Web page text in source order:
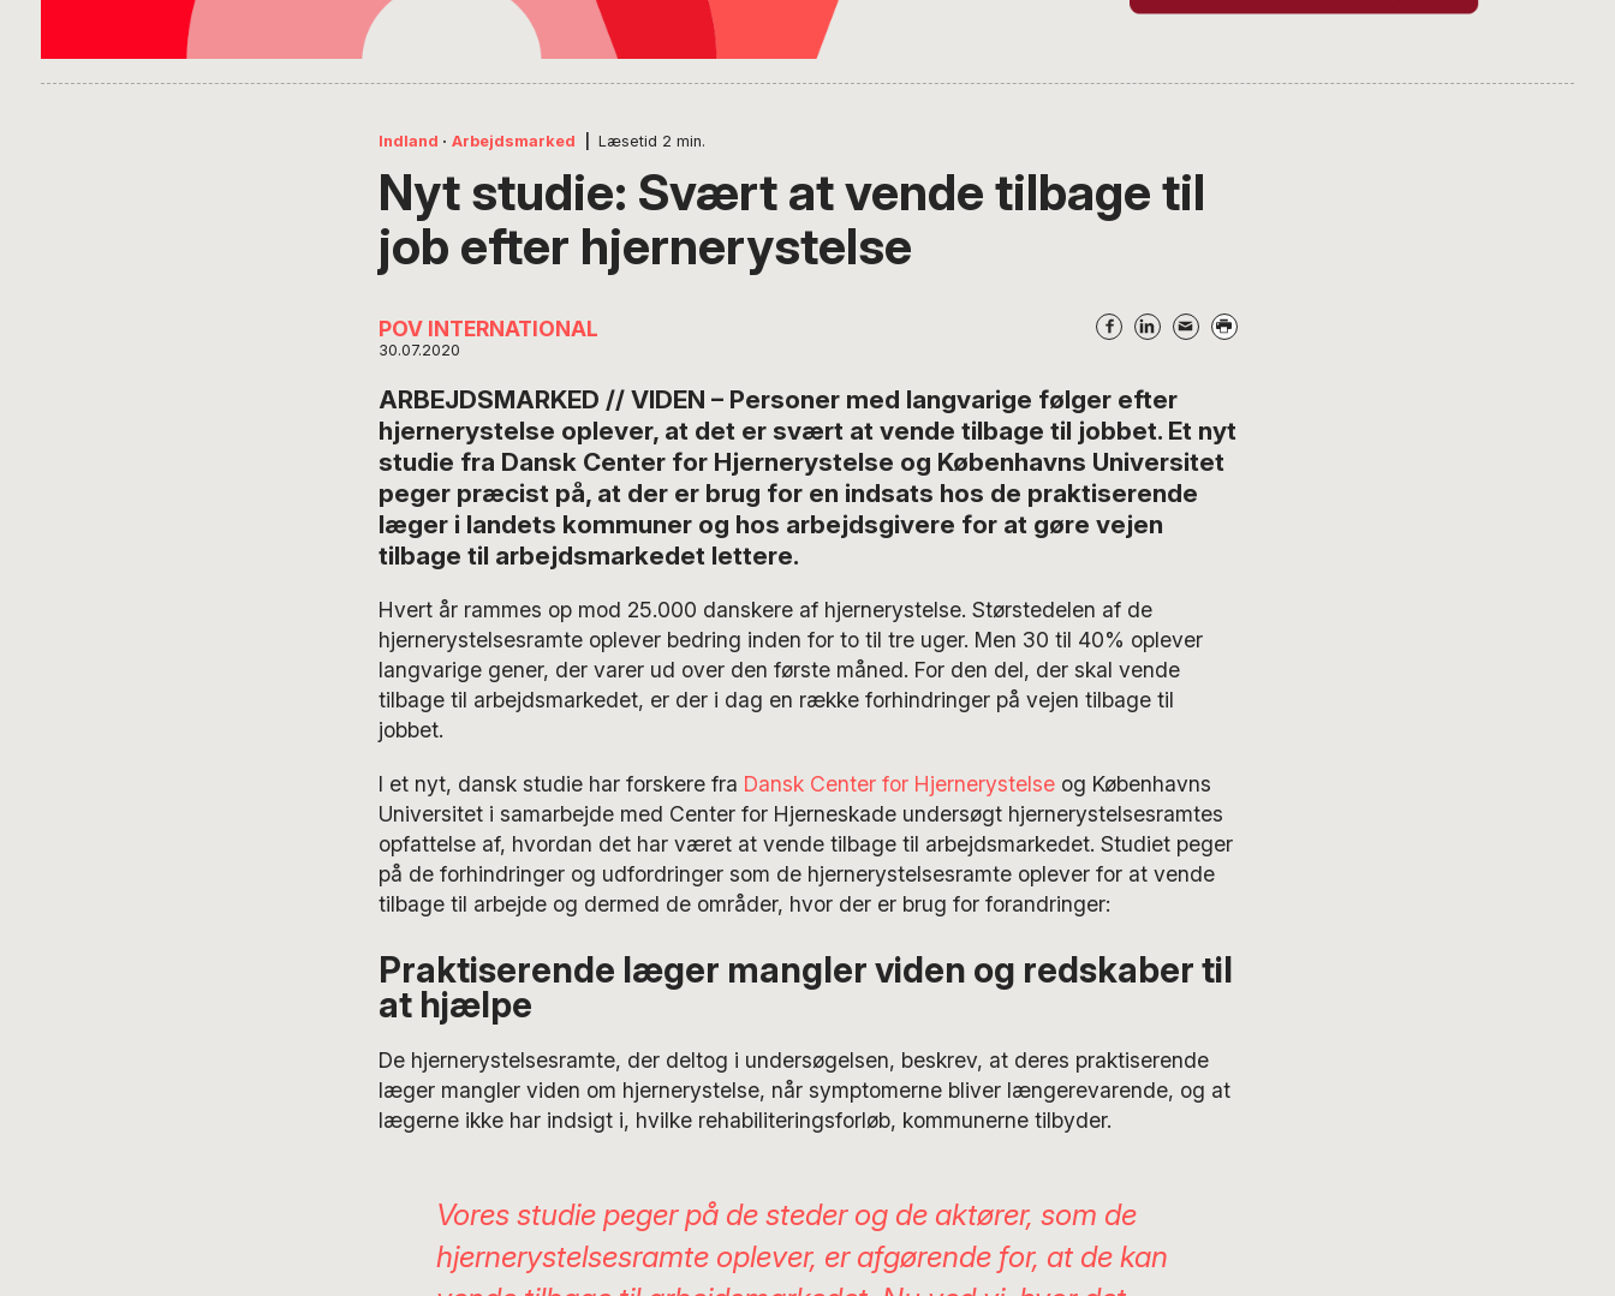
Indland · Arbejdsmarked Læsetid 2 min.
Nyt studie: Svært at vende tilbage til
job efter hjernerystelse
POV INTERNATIONAL
30.07.2020
ARBEJDSMARKED // VIDEN – Personer med langvarige følger efter
hjernerystelse oplever, at det er svært at vende tilbage til jobbet. Et nyt
studie fra Dansk Center for Hjernerystelse og Københavns Universitet
peger præcist på, at der er brug for en indsats hos de praktiserende
læger i landets kommuner og hos arbejdsgivere for at gøre vejen
tilbage til arbejdsmarkedet lettere.
Hvert år rammes op mod 25.000 danskere af hjernerystelse. Størstedelen af de
hjernerystelsesramte oplever bedring inden for to til tre uger. Men 30 til 40% oplever
langvarige gener, der varer ud over den første måned. For den del, der skal vende
tilbage til arbejdsmarkedet, er der i dag en række forhindringer på vejen tilbage til
jobbet.
I et nyt, dansk studie har forskere fra Dansk Center for Hjernerystelseog Københavns
Universitet i samarbejde med Center for Hjerneskade undersøgt hjernerystelsesramtes
opfattelse af, hvordan det har været at vende tilbage til arbejdsmarkedet. Studiet peger
på de forhindringer og udfordringer som de hjernerystelsesramte oplever for at vende
tilbage til arbejde og dermed de områder, hvor der er brug for forandringer:
Praktiserende læger mangler viden og redskaber til
at hjælpe
De hjernerystelsesramte, der deltog i undersøgelsen, beskrev, at deres praktiserende
læger mangler viden om hjernerystelse, når symptomerne bliver længerevarende, og at
lægerne ikke har indsigt i, hvilke rehabiliteringsforløb, kommunerne tilbyder.
Vores studie peger på de steder og de aktører, som de
hjernerystelsesramte oplever, er afgørende for, at de kan